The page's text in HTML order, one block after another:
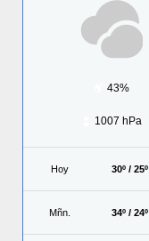
43%
1007 hPa
Hoy 30º / 25º
Mñn. 34º / 24º